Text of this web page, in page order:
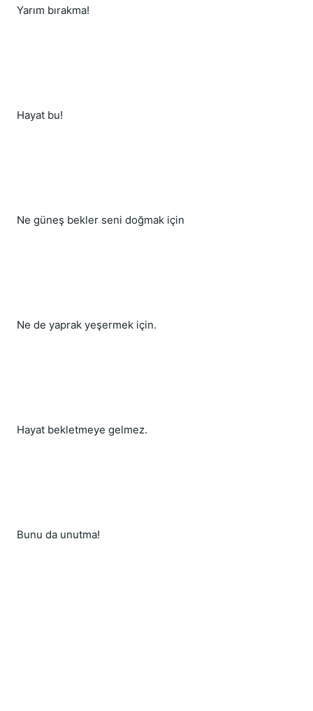
Yarım bırakma!
Hayat bu!
Ne güneş bekler seni doğmak için
Ne de yaprak yeşermek için.
Hayat bekletmeye gelmez.
Bunu da unutma!